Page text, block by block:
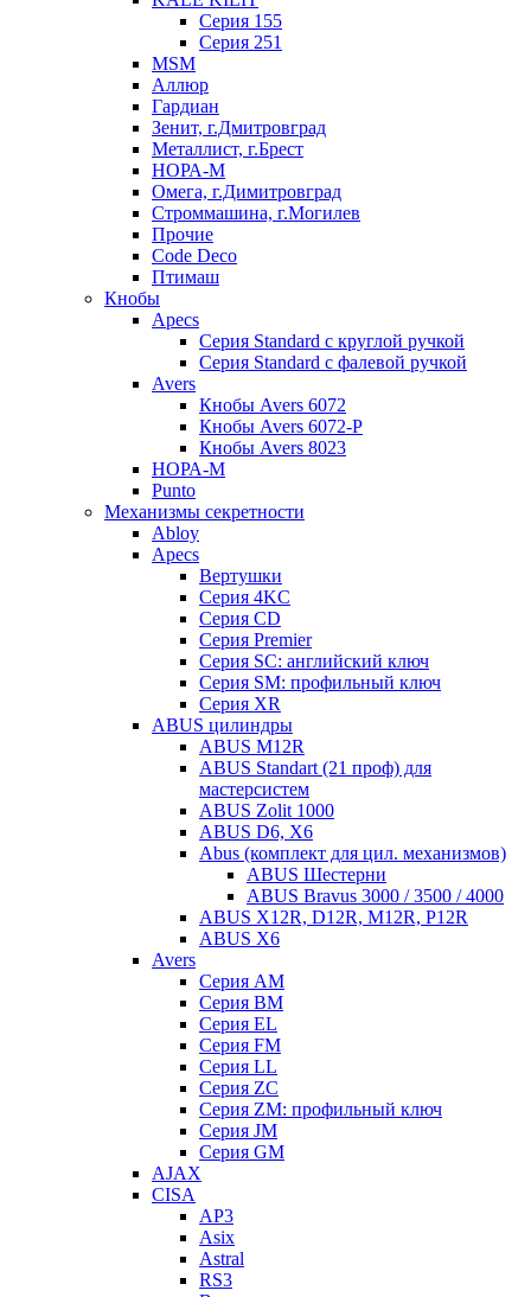
Серия 155
Серия 251
MSM
Аллюр
Гардиан
Зенит, г.Дмитровград
Металлист, г.Брест
НОРА-М
Омега, г.Димитровград
Строммашина, г.Могилев
Прочие
Code Deco
Птимаш
Кнобы
Apecs
Серия Standard с круглой ручкой
Серия Standard с фалевой ручкой
Avers
Кнобы Avers 6072
Кнобы Avers 6072-P
Кнобы Avers 8023
НОРА-М
Punto
Механизмы секретности
Abloy
Apecs
Вертушки
Серия 4KC
Серия CD
Серия Premier
Серия SC: английский ключ
Серия SM: профильный ключ
Серия XR
ABUS цилиндры
ABUS M12R
ABUS Standart (21 проф) для
мастерсистем
ABUS Zolit 1000
ABUS D6, X6
Abus (комплект для цил. механизмов)
ABUS Шестерни
ABUS Bravus 3000 / 3500 / 4000
ABUS X12R, D12R, M12R, P12R
ABUS X6
Avers
Серия AM
Серия BM
Серия EL
Серия FM
Серия LL
Серия ZC
Серия ZM: профильный ключ
Серия JM
Серия GM
AJAX
CISA
AP3
Asix
Astral
RS3